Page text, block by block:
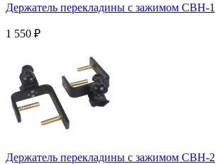
Держатель перекладины с зажимом CBH-1
1 550 ₽
Держатель перекладины с зажимом CBH-2